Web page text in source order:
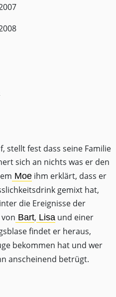
stellt fest dass seine Familie
sich an nichts was er den
Moe ihm erklärt, dass er
gemixt hat,
die Ereignisse der
Bart, Lisa und einer
findet er heraus,
bekommen hat und wer
anscheinend betrügt.